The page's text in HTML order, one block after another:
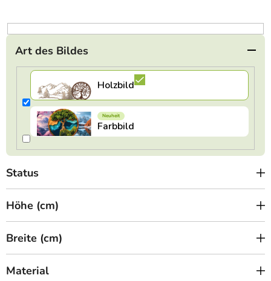
t
i
Art des Bildes
Status
Höhe (cm)
Breite (cm)
Material